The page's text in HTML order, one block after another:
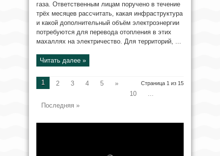
газа. Ответственным лицам поручено в течение
трёх месяцев рассчитать, какая инфраструктура
и какой дополнительный объём электроэнергии
потребуются для перевода отопления в этих
махаллях на электричество. Для территорий, ...
Читать далее »
Страница 1 из 15
1 2 3 4 5
»
10
...
Последняя »